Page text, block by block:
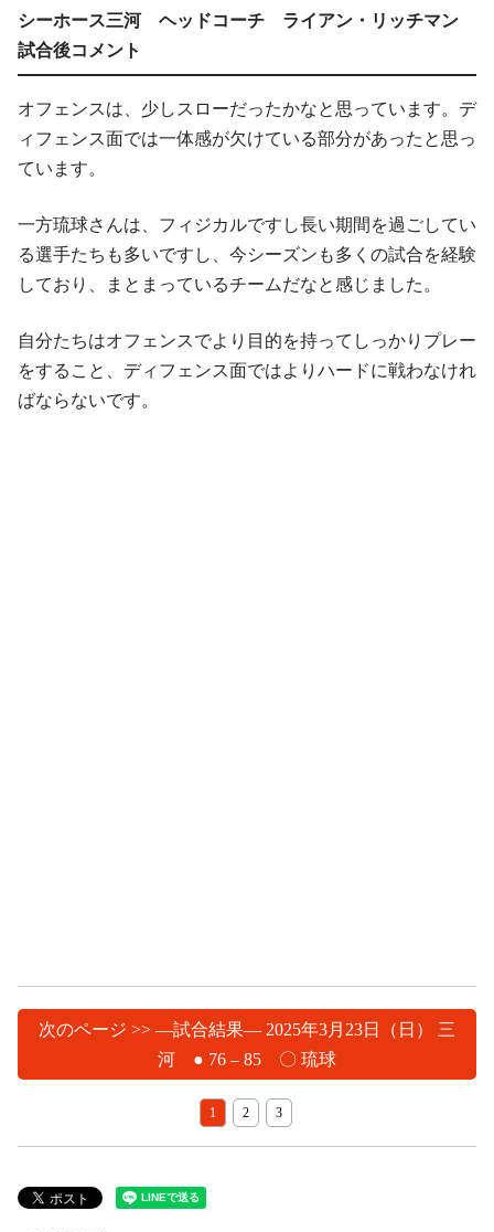
シーホース三河 ヘッドコーチ ライアン・リッチマン
試合後コメント
オフェンスは、少しスローだったかなと思っています。デ
ィフェンス面では一体感が欠けている部分があったと思っ
ています。
一方琉球さんは、フィジカルですし長い期間を過ごしてい
る選手たちも多いですし、今シーズンも多くの試合を経験
しており、まとまっているチームだなと感じました。
自分たちはオフェンスでより目的を持ってしっかりプレー
をすること、ディフェンス面ではよりハードに戦わなけれ
ばならないです。
次のページ >> ―試合結果― 2025年3月23日（日） 三
河 ● 76 – 85 〇 琉球
1 2 3